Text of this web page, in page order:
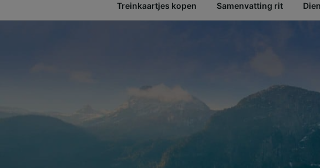
Treinkaartjes kopen Samenvatting rit